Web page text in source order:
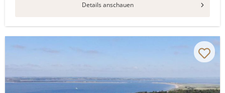
Details anschauen